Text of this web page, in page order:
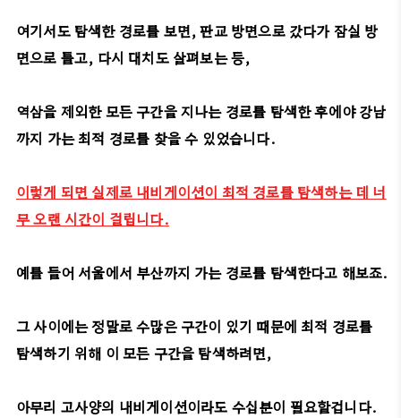
여기서도 탐색한 경로를 보면, 판교 방면으로 갔다가 잠실 방
면으로 틀고, 다시 대치도 살펴보는 등,
역삼을 제외한 모든 구간을 지나는 경로를 탐색한 후에야 강남
까지 가는 최적 경로를 찾을 수 있었습니다.
이렇게 되면 실제로 내비게이션이 최적 경로를 탐색하는 데 너
무 오랜 시간이 걸립니다.
예를 들어 서울에서 부산까지 가는 경로를 탐색한다고 해보죠.
그 사이에는 정말로 수많은 구간이 있기 때문에 최적 경로를
탐색하기 위해 이 모든 구간을 탐색하려면,
아무리 고사양의 내비게이션이라도 수십분이 필요할겁니다.